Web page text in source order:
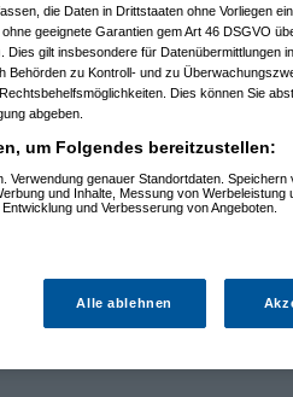
die Daten in Drittstaaten ohne Vorliegen
geeignete Garantien gem Art 46 DSGVO
gilt insbesondere für Datenübermittlungen
zu Kontroll- und zu
Dies können Sie
abgeben.
um Folgendes bereitzustellen:
Verwendung genauer Standortdaten. Speichern
und Inhalte, Messung von Werbeleistung
und Verbesserung von Angeboten.
Alle ablehnen